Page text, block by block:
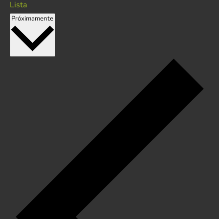
Lista
PróximamenteSeleccionar